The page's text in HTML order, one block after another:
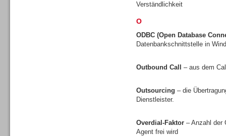
Verständlichkeit
O
ODBC (Open Database
Datenbankschnittstelle in
Outbound Call – aus dem
Outsourcing – die
Dienstleister.
Overdial-Faktor – Anzahl der
Agent frei wird